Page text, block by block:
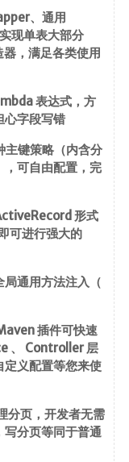
、通用
现单表大部分
，满足各类使用
表达式，方
心字段写错
主键策略（内含分
可自由配置，完
形式
可进行强大的
通用方法注入（
插件可快速
、 Controller 层
定义配置等您来使
分页，开发者无需
写分页等同于普通